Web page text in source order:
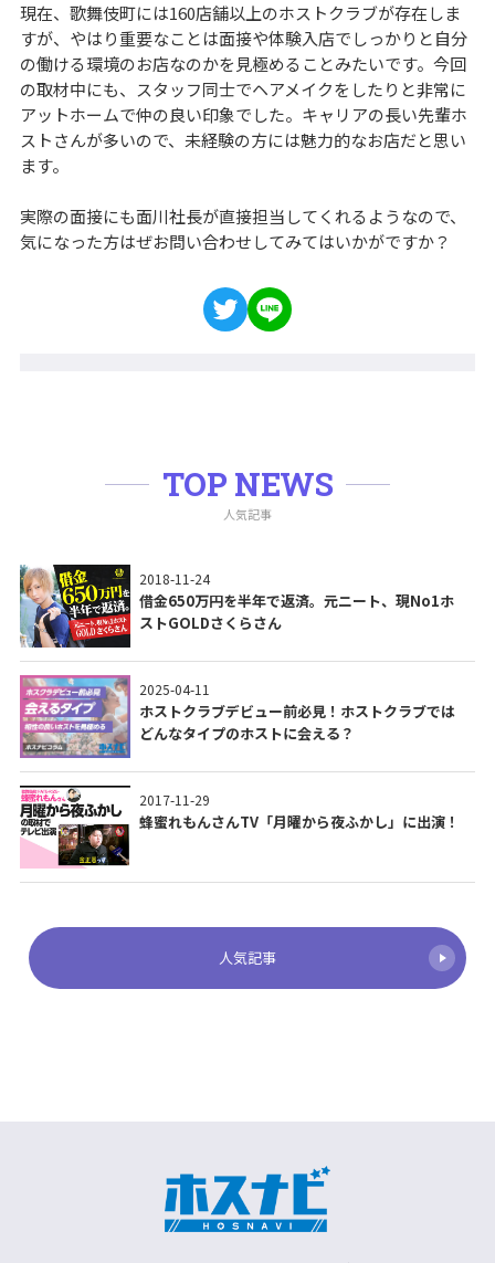
現在、歌舞伎町には160店舗以上のホストクラブが存在しま
すが、やはり重要なことは面接や体験入店でしっかりと自分
の働ける環境のお店なのかを見極めることみたいです。今回
の取材中にも、スタッフ同士でヘアメイクをしたりと非常に
アットホームで仲の良い印象でした。キャリアの長い先輩ホ
ストさんが多いので、未経験の方には魅力的なお店だと思い
ます。
実際の面接にも面川社長が直接担当してくれるようなので、
気になった方はぜお問い合わせしてみてはいかがですか？
TOP NEWS
人気記事
2018-11-24
借金650万円を半年で返済。元ニート、現No1ホ
ストGOLDさくらさん
2025-04-11
ホストクラブデビュー前必見！ホストクラブでは
どんなタイプのホストに会える？
2017-11-29
蜂蜜れもんさんTV「月曜から夜ふかし」に出演！
人気記事